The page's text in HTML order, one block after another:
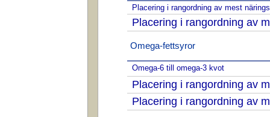
Placering i rangordning av mest
Placering i rangordning av
Omega-fettsyror
Omega-6 till omega-3 kvot
Placering i rangordning av
Placering i rangordning av